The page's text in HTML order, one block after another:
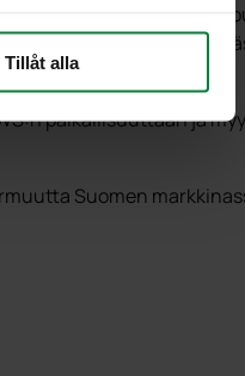
Tillåt alla
kehittyvää
ja Co2-
paikallisuuttaan ja
Suomen